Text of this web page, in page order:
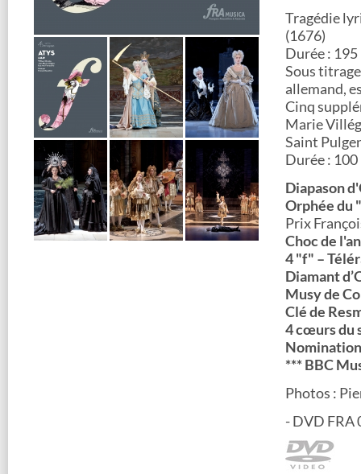
Tragédie
(1676)
Durée : 195
Sous
allemand,
Cinq
Marie
Saint
Durée : 100
Diapason
Orphée du
Prix
Choc de
4 "f" –
Diamant
Musy de
Clé de
4 cœurs du
*** BBC
Photos :
- DVD FRA